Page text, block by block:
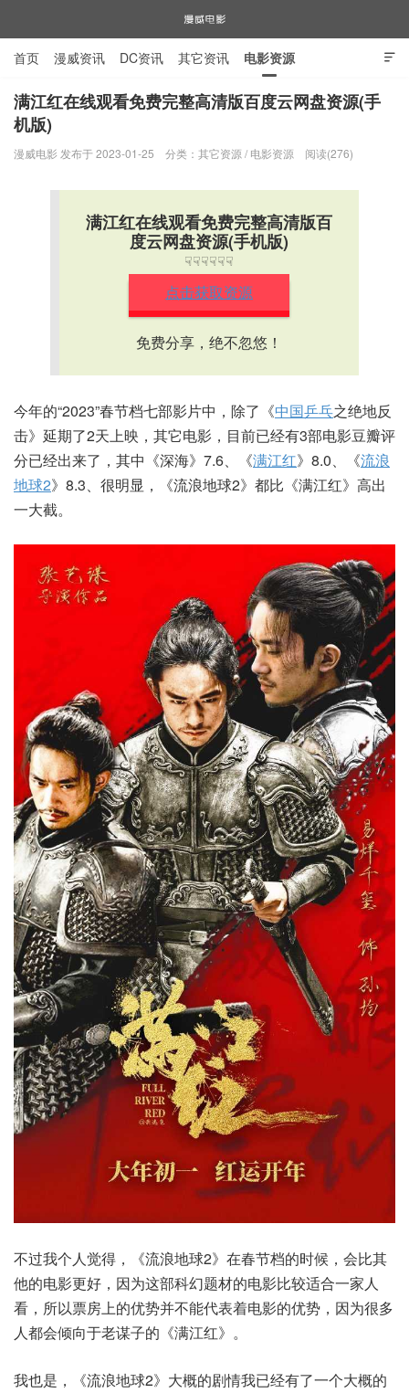
漫威电影

首页 漫威资讯 DC资讯 其它资讯 电影资源
电视剧资源 漫威图片
满江红在线观看免费完整高清版百度云网盘资源(手
机版)
漫威电影 发布于 2023-01-25 分类： 其它资源 / 电影资源 阅读(276)
满江红在线观看免费完整高清版百
度云网盘资源(手机版)
☟☟☟☟☟☟
点击获取资源
免费分享，绝不忽悠！
今年的“2023”春节档七部影片中，除了《中国乒乓之绝地反
击》延期了2天上映，其它电影，目前已经有3部电影豆瓣评
分已经出来了，其中《深海》7.6、《满江红》8.0、《流浪
地球2》8.3、很明显，《流浪地球2》都比《满江红》高出
一大截。
不过我个人觉得，《流浪地球2》在春节档的时候，会比其
他的电影更好，因为这部科幻题材的电影比较适合一家人
看，所以票房上的优势并不能代表着电影的优势，因为很多
人都会倾向于老谋子的《满江红》。
我也是，《流浪地球2》大概的剧情我已经有了一个大概的